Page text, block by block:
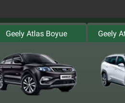
Geely Atlas Boyue Geely